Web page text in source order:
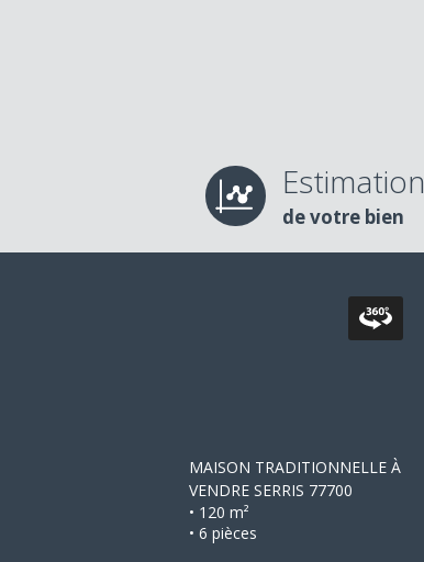
Estimation
de votre bien
+
MAISON TRADITIONNELLE À
VENDRE SERRIS 77700
• 120 m²
• 6 pièces